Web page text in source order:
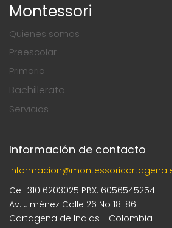
Montessori
Quienes somos
Preescolar
Primaria
Bachillerato
Servicios
Información de contacto
Cel: 310 6203025 PBX: 6056545254
Av. Jiménez Calle 26 No 18-86
Cartagena de Indias - Colombia